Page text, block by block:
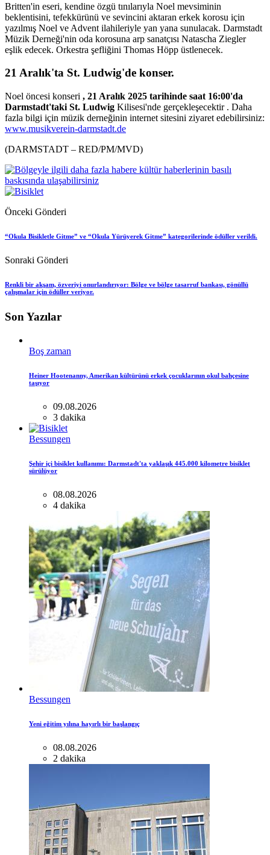
Britten'in eseri, kendine özgü tınılarıyla Noel mevsiminin
beklentisini, tefekkürünü ve sevincini aktaran erkek korosu için
yazılmış Noel ve Advent ilahileriyle yan yana sunulacak. Darmstadt
Müzik Derneği'nin oda korosuna arp sanatçısı Natascha Ziegler
eşlik edecek. Orkestra şefliğini Thomas Höpp üstlenecek.
21 Aralık'ta St. Ludwig'de konser.
Noel öncesi konseri , 21 Aralık 2025 tarihinde saat 16:00'da
Darmstadt'taki St. Ludwig Kilisesi'nde gerçekleşecektir . Daha
fazla bilgi için müzik derneğinin internet sitesini ziyaret edebilirsiniz:
www.musikverein-darmstadt.de
(DARMSTADT – RED/PM/MVD)
Önceki Gönderi
“Okula Bisikletle Gitme” ve “Okula Yürüyerek Gitme” kategorilerinde ödüller verildi.
Sonraki Gönderi
Renkli bir akşam, özveriyi onurlandırıyor: Bölge ve bölge tasarruf bankası, gönüllü
çalışmalar için ödüller veriyor.
Son Yazılar
Boş zaman
Heiner Hootenanny, Amerikan kültürünü erkek çocuklarının okul bahçesine
taşıyor
09.08.2026
3 dakika
Bessungen
Şehir içi bisiklet kullanımı: Darmstadt'ta yaklaşık 445.000 kilometre bisiklet
sürülüyor
08.08.2026
4 dakika
Bessungen
Yeni eğitim yılına hayırlı bir başlangıç
08.08.2026
2 dakika